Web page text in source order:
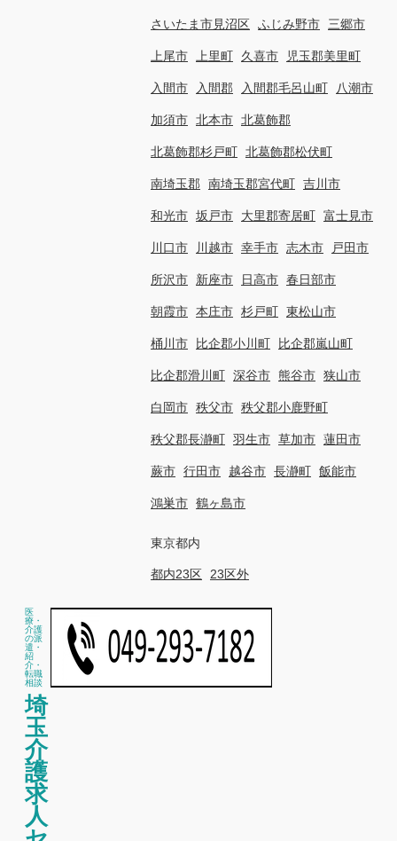
さいたま市見沼区 ふじみ野市 三郷市
上尾市 上里町 久喜市 児玉郡美里町
入間市 入間郡 入間郡毛呂山町 八潮市
加須市 北本市 北葛飾郡
北葛飾郡杉戸町 北葛飾郡松伏町
南埼玉郡 南埼玉郡宮代町 吉川市
和光市 坂戸市 大里郡寄居町 富士見市
川口市 川越市 幸手市 志木市 戸田市
所沢市 新座市 日高市 春日部市
朝霞市 本庄市 杉戸町 東松山市
桶川市 比企郡小川町 比企郡嵐山町
比企郡滑川町 深谷市 熊谷市 狭山市
白岡市 秩父市 秩父郡小鹿野町
秩父郡長瀞町 羽生市 草加市 蓮田市
蕨市 行田市 越谷市 長瀞町 飯能市
鴻巣市 鶴ヶ島市
東京都内
都内23区 23区外
医
療・
介護
の派
遣・
紹
介・
転職
相談
埼
玉
介
護
求
人